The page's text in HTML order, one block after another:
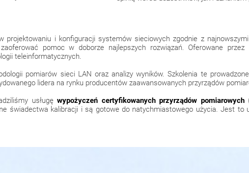
projektowaniu i konfiguracji systemów sieciowych zgodnie z
pomoc w doborze najlepszych rozwiązań. Oferowane
teleinformatycznych.
pomiarów sieci LAN oraz analizy wyników. Szkolenia te
lidera na rynku producentów zaawansowanych przyrządów
usługęwypożyczeń certyfikowanych przyrządów pomiarowych
świadectwa kalibracji i są gotowe do natychmiastowego użycia. Jest to